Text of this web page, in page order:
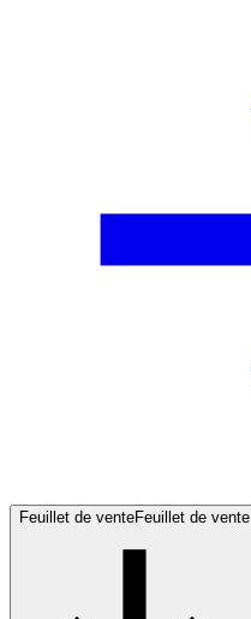
Feuillet de venteFeuillet de vente